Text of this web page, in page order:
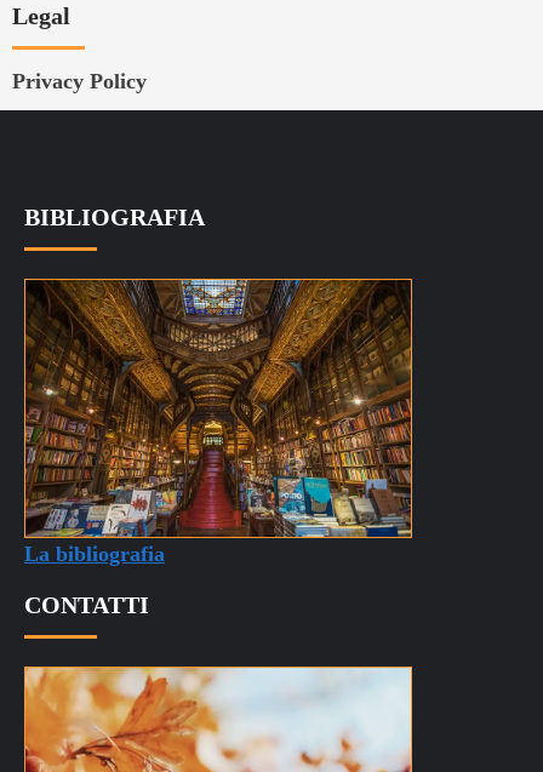
Legal
Privacy Policy
BIBLIOGRAFIA
La bibliografia
CONTATTI